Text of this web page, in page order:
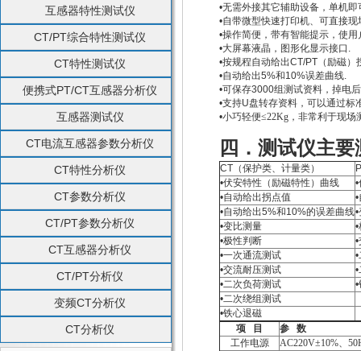
互感器特性测试仪
CT/PT综合特性测试仪
CT特性测试仪
便携式PT/CT互感器分析仪
互感器测试仪
CT电流互感器参数分析仪
CT特性分析仪
CT参数分析仪
CT/PT参数分析仪
CT互感器分析仪
CT/PT分析仪
变频CT分析仪
CT分析仪
•无需外接其它辅助设备，单机
•自带微型快速打印机、可直接
•操作简便，带有智能提示，使
•大屏幕液晶，图形化显示接口 .
•按规程自动给出CT/PT （励磁）
•自动给出5%和10%误差曲线.
•可保存3000组测试资料，掉电
•支持U盘转存资料，可以通过标
•小巧轻便≤22Kg，非常利于现场
四．测试仪主
CT （保护类、计量类）
•伏安特性（励磁特性）曲线 •
•自动给出拐点值 •
•自动给出5%和10%的误差曲线•
•变比测量 •
•极性判断 •
•一次通流测试 •
•交流耐压测试 •
•二次负荷测试 •
•二次绕组测试
•铁心退磁
项 目
参 数
工作电源
AC220V±10%、